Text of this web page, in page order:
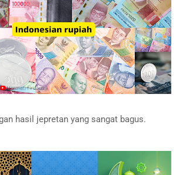
hasil jepretan yang sangat bagus.